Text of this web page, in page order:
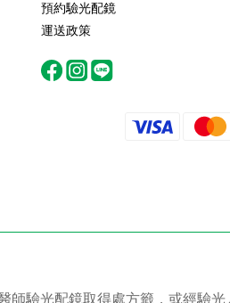
預約驗光配鏡
運送政策
師驗光配鏡取得處方籤，或經驗